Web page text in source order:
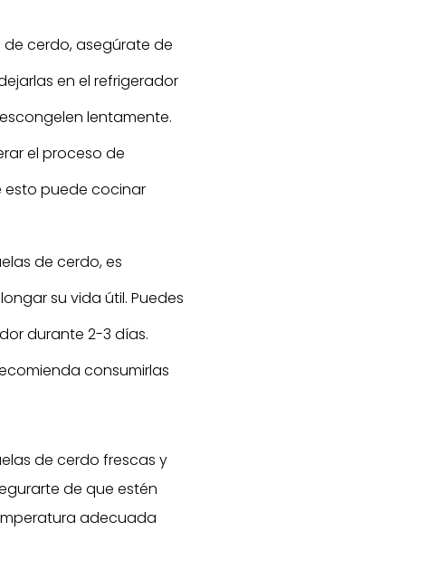
cerdo, asegúrate de
en el refrigerador
lentamente.
el proceso de
esto puede cocinar
de cerdo, es
su vida útil. Puedes
durante 2-3 días.
consumirlas
de cerdo frescas y
de que estén
adecuada